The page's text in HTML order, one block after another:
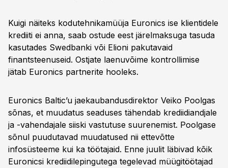
Kuigi näiteks kodutehnikamüüja Euronics ise klientidele
krediiti ei anna, saab ostude eest järelmaksuga tasuda
kasutades Swedbanki või Elioni pakutavaid
finantsteenuseid. Ostjate laenuvõime kontrollimise
jätab Euronics partnerite hooleks.
Euronics Baltic’u jaekaubandusdirektor Veiko Poolgas
sõnas, et muudatus seaduses tähendab krediidiandjale
ja -vahendajale siiski vastutuse suurenemist. Poolgase
sõnul puudutavad muudatused nii ettevõtte
infosüsteeme kui ka töötajaid. Enne juulit läbivad kõik
Euronicsi krediidilepingutega tegelevad müügitöötajad